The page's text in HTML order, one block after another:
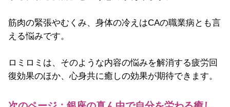
筋肉の緊張やむくみ、身体の冷えはCAの職業病とも言
える悩みです。
ロミロミは、そのような内容の悩みを解消する疲労回
復効果のほか、心身共に癒しの効果が期待できます。